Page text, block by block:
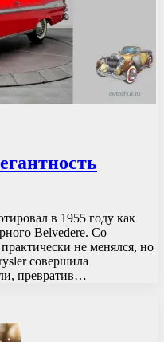
в 1955 году как
Belvedere. Со
не менялся, но
совершила
превратив…